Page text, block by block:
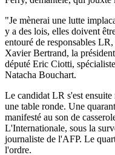
"Je mènerai une lutte
y a des lois, elles doivent
entouré de responsables
Xavier Bertrand, la
député Eric Ciotti,
Natacha Bouchart.
Le candidat LR s'est
une table ronde. Une
manifesté au son de
L'Internationale, sous la
journaliste de l'AFP. Le
l'ordre.